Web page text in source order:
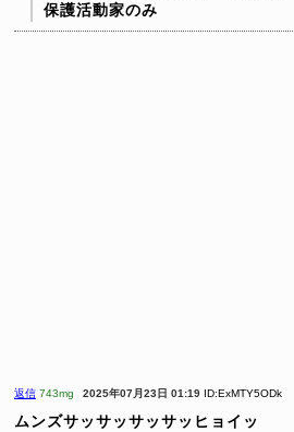
保護活動家のみ
返信 743mg 2025年07月23日 01:19 ID:ExMTY5ODk
ムンズサッサッサッサッヒョイッ